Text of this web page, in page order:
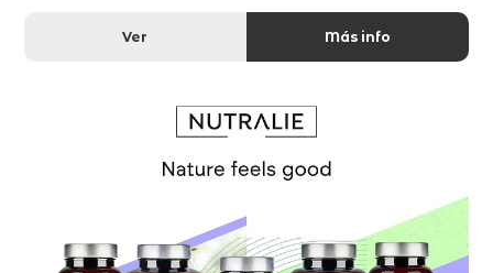
Ver Más info